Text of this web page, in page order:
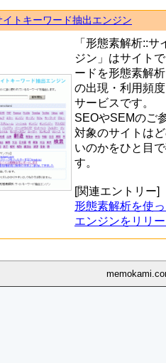
トキーワード抽出エンジン
「形態素解析::
ジン」はサイト
ードを形態素解
の出現・利用頻
サービスです。
SEOやSEMのご
対象のサイトは
いのかをひと目
す。
[関連エントリー]
形態素解析を使
エンジンをリリ